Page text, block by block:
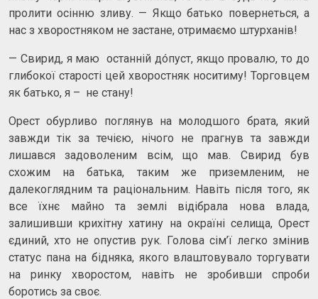
пролити осінню зливу. — Якщо батько повернеться, а
нас з хворостняком не застане, отримаємо штурханів!
— Свирид, я маю останній дóпуст, якщо провалю, то до
глибокої старості цей хворостняк носитиму! Торговцем
як батько, я – не стану!
Орест обурливо поглянув на молодшого брата, який
завжди тік за течією, нічого не прагнув та завжди
лишався задоволеним всім, що мав. Свирид був
схожим на батька, таким же приземленим, не
далекоглядним та раціональним. Навіть після того, як
все їхнє майно та землі відібрала нова влада,
залишивши крихітну хатину на окраїні селища, Орест
єдиний, хто не опустив рук. Голова сім’ї легко змінив
статус пана на бідняка, якого влаштовувало торгувати
на ринку хворостом, навіть не зробивши спроби
боротись за своє.